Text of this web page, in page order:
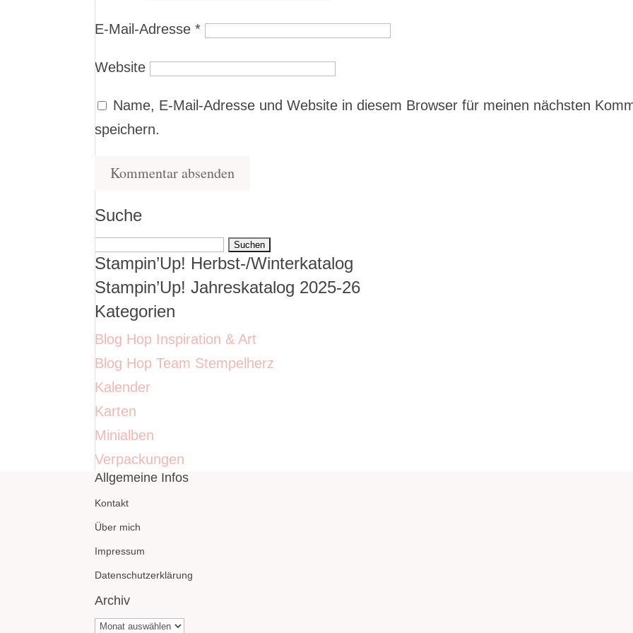
E-Mail-Adresse*
Website
Name, E-Mail-Adresse und Website in diesem Browser für meinen nächsten
speichern.
Suche
Suchen
nach:
Stampin’Up! Herbst-/Winterkatalog
Stampin’Up! Jahreskatalog 2025-26
Kategorien
Blog Hop Inspiration & Art
Blog Hop Team Stempelherz
Kalender
Karten
Minialben
Verpackungen
Allgemeine Infos
Kontakt
Über mich
Impressum
Datenschutzerklärung
Archiv
Archiv